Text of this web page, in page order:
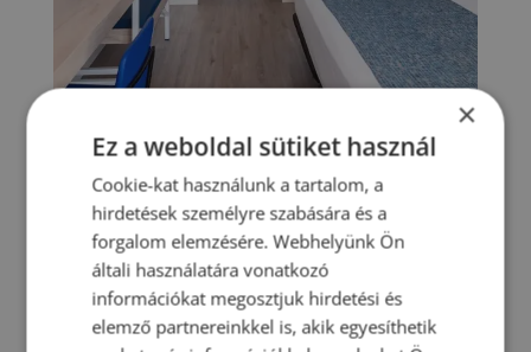
×
Ez a weboldal sütiket használ
Cookie-kat használunk a tartalom, a
hirdetések személyre szabására és a
forgalom elemzésére. Webhelyünk Ön
általi használatára vonatkozó
információkat megosztjuk hirdetési és
elemző partnereinkkel is, akik egyesíthetik